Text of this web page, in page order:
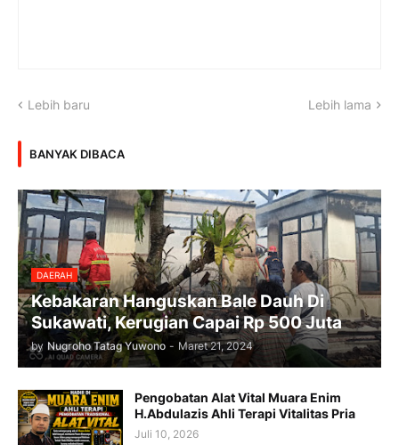
Lebih baru Lebih lama
BANYAK DIBACA
DAERAH
Kebakaran Hanguskan Bale Dauh Di
Sukawati, Kerugian Capai Rp 500 Juta
by Nugroho Tatag Yuwono - Maret 21, 2024
Pengobatan Alat Vital Muara Enim
H.Abdulazis Ahli Terapi Vitalitas Pria
Juli 10, 2026